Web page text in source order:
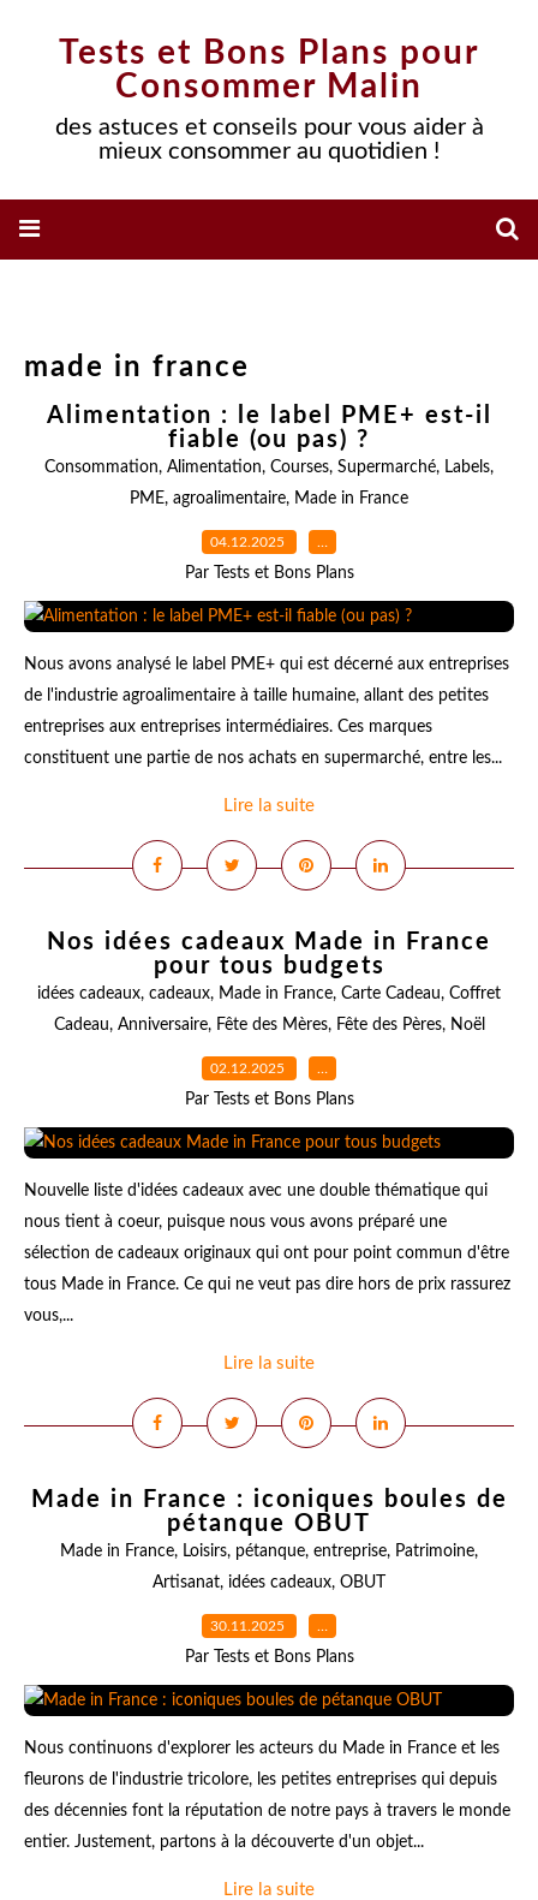
Tests et Bons Plans pour
Consommer Malin
des astuces et conseils pour vous aider à
mieux consommer au quotidien !
made in france
Alimentation : le label PME+ est-il
fiable (ou pas) ?
Consommation, Alimentation, Courses, Supermarché, Labels,
PME, agroalimentaire, Made in France
04.12.2025 …
Par Tests et Bons Plans
Nous avons analysé le label PME+ qui est décerné aux entreprises
de l'industrie agroalimentaire à taille humaine, allant des petites
entreprises aux entreprises intermédiaires. Ces marques
constituent une partie de nos achats en supermarché, entre les...
Lire la suite
Nos idées cadeaux Made in France
pour tous budgets
idées cadeaux, cadeaux, Made in France, Carte Cadeau, Coffret
Cadeau, Anniversaire, Fête des Mères, Fête des Pères, Noël
02.12.2025 …
Par Tests et Bons Plans
Nouvelle liste d'idées cadeaux avec une double thématique qui
nous tient à coeur, puisque nous vous avons préparé une
sélection de cadeaux originaux qui ont pour point commun d'être
tous Made in France. Ce qui ne veut pas dire hors de prix rassurez
vous,...
Lire la suite
Made in France : iconiques boules de
pétanque OBUT
Made in France, Loisirs, pétanque, entreprise, Patrimoine,
Artisanat, idées cadeaux, OBUT
30.11.2025 …
Par Tests et Bons Plans
Nous continuons d'explorer les acteurs du Made in France et les
fleurons de l'industrie tricolore, les petites entreprises qui depuis
des décennies font la réputation de notre pays à travers le monde
entier. Justement, partons à la découverte d'un objet...
Lire la suite